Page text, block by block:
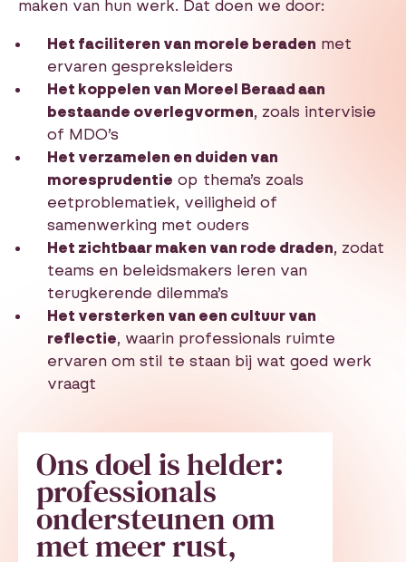
maken van hun werk. Dat doen we door:
Het faciliteren van morele beraden met
ervaren gespreksleiders
Het koppelen van Moreel Beraad aan
bestaande overlegvormen, zoals intervisie
of MDO’s
Het verzamelen en duiden van
moresprudentie op thema’s zoals
eetproblematiek, veiligheid of
samenwerking met ouders
Het zichtbaar maken van rode draden, zodat
teams en beleidsmakers leren van
terugkerende dilemma’s
Het versterken van een cultuur van
reflectie, waarin professionals ruimte
ervaren om stil te staan bij wat goed werk
vraagt
Ons doel is helder:
professionals
ondersteunen om
met meer rust,